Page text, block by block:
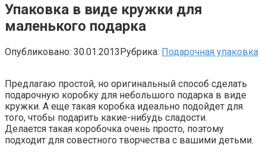
Упаковка в виде кружки для
маленького подарка
Опубликовано: 30.01.2013Рубрика: Подарочная упаковка
Предлагаю простой, но оригинальный способ сделать
подарочную коробку для небольшого подарка в виде
кружки. А еще такая коробка идеально подойдет для
того, чтобы подарить какие-нибудь сладости.
Делается такая коробочка очень просто, поэтому
подходит для совестного творчества с вашими детьми.